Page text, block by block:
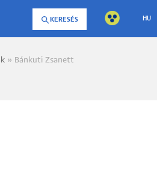
KERESÉS HU
Bánkuti Zsanett